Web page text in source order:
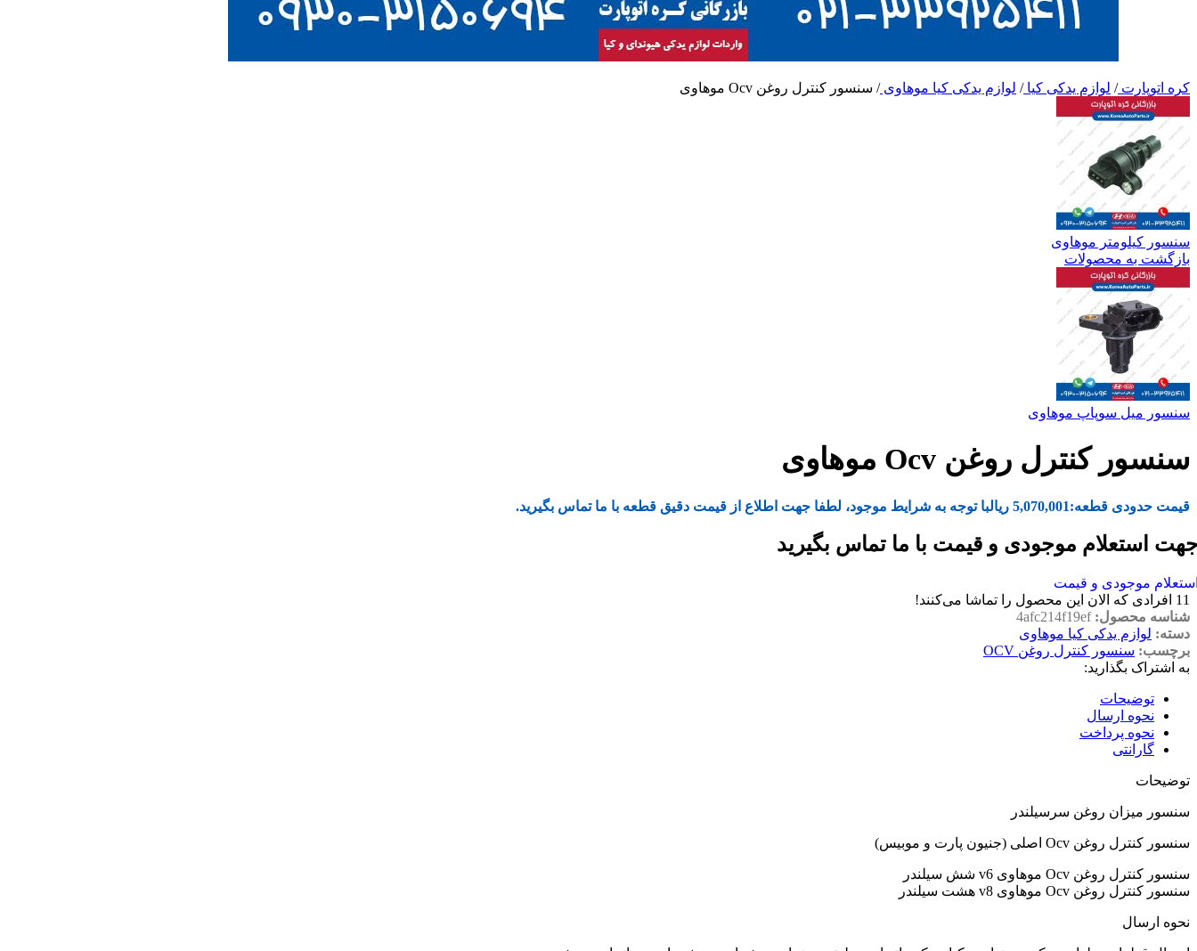
کره اتوپارت/ لوازم یدکی کیا/ لوازم یدکی کیا موهاوی/ سنسور کنترل روغن Ocv موهاوی
سنسور کیلومتر موهاوی
بازگشت به محصولات
سنسور میل سوپاپ موهاوی
سنسور کنترل روغن Ocv موهاوی
قیمت حدودی قطعه:5,070,001 ریالبا توجه به شرایط موجود، لطفا جهت اطلاع از قیمت دقیق قطعه با ما تماس بگیرید.
استعلام موجودی و قیمت با ما تماس بگیرید
موجودی و قیمت
11 افرادی که الان این محصول را تماشا می‌کنند!
شناسه محصول:4afc214f19ef
دسته: لوازم یدکی کیا موهاوی
برچسب: سنسور کنترل روغن OCV
به اشتراک بگذارید:
توضیحات
نحوه ارسال
نحوه پرداخت
گارانتی
توضیحات
سنسور میزان روغن سرسیلندر
سنسور کنترل روغن Ocv اصلی (جنیون پارت و موبیس)
سنسور کنترل روغن Ocv موهاوی v6 شش سیلندر
سنسور کنترل روغن Ocv موهاوی v8 هشت سیلندر
نحوه ارسال